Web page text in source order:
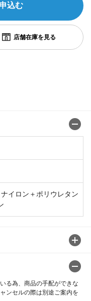
込む
イロン＋ポリウレタン
る為、商品の手配ができな
ンセルの際は別途ご案内を